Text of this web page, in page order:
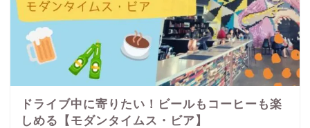
ドライブ中に寄りたい！ビールもコーヒーも楽
しめる【モダンタイムス・ビア】